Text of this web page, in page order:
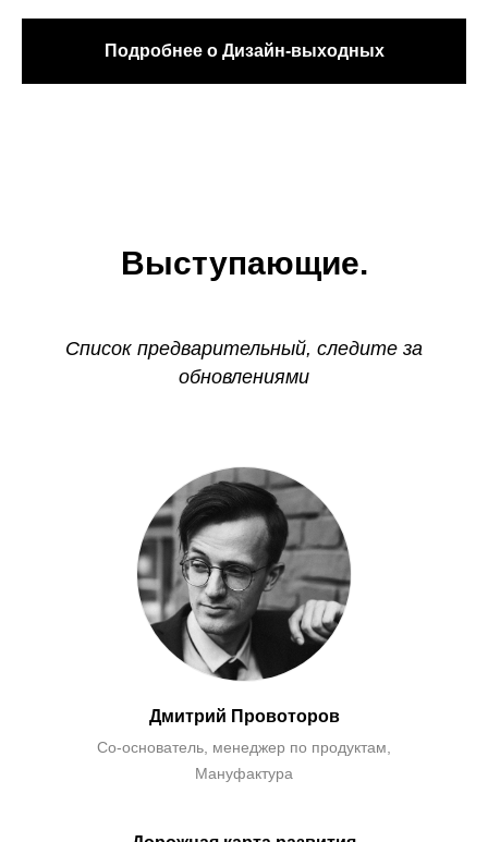
Подробнее о Дизайн-выходных
Выступающие.
Список предварительный, следите за
обновлениями
Дмитрий Провоторов
Со-основатель, менеджер по продуктам,
Мануфактура